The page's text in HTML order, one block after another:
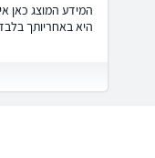
המידע המוצג כאן
היא באחריותך